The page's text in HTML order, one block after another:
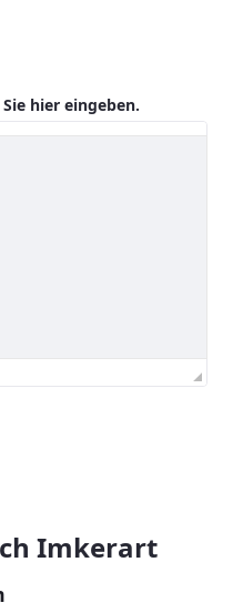
hier eingeben.
Imkerart